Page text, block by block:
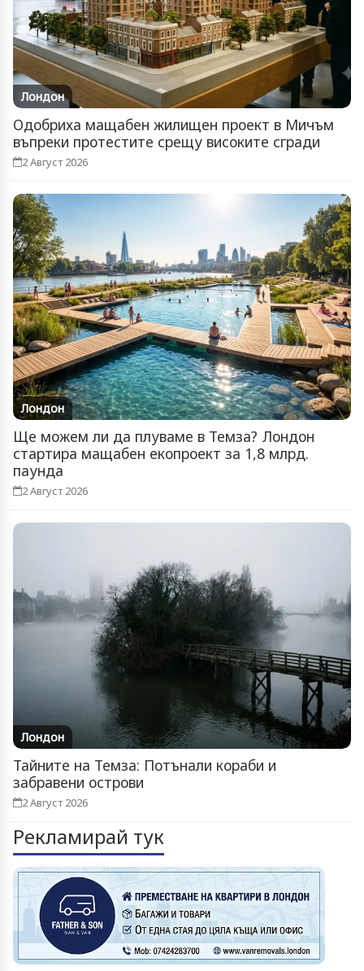
Лондон
Одобриха мащабен жилищен проект в Мичъм
въпреки протестите срещу високите сгради
2 Август 2026
Лондон
Ще можем ли да плуваме в Темза? Лондон
стартира мащабен екопроект за 1,8 млрд.
паунда
2 Август 2026
Лондон
Тайните на Темза: Потънали кораби и
забравени острови
2 Август 2026
Рекламирай тук